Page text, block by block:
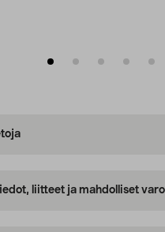
liitteet ja mahdolliset